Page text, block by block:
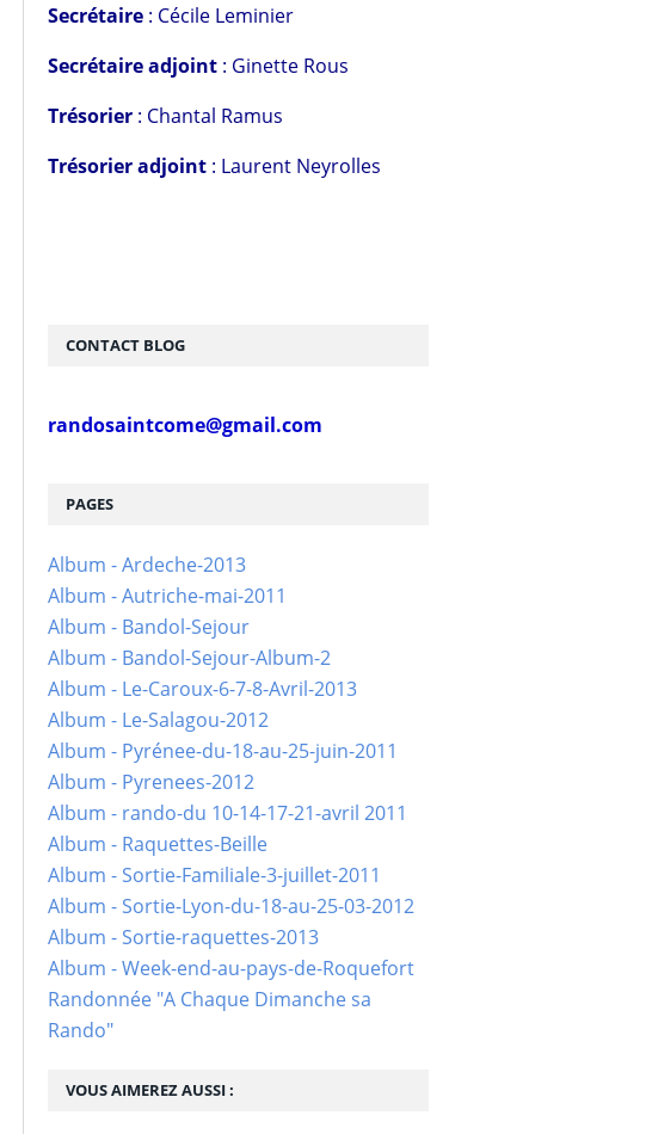
VOUS AIMEREZ AUSSI :
PAGES
Album - Ardeche-2013
Album - Autriche-mai-2011
Album - Bandol-Sejour
Album - Bandol-Sejour-Album-2
Album - Le-Caroux-6-7-8-Avril-2013
Album - Le-Salagou-2012
Album - Pyrénee-du-18-au-25-juin-2011
Album - Pyrenees-2012
Album - rando-du 10-14-17-21-avril 2011
Album - Raquettes-Beille
Album - Sortie-Familiale-3-juillet-2011
Album - Sortie-Lyon-du-18-au-25-03-2012
Album - Sortie-raquettes-2013
Album - Week-end-au-pays-de-Roquefort
Randonnée "A Chaque Dimanche sa
Rando"
Secrétaire : Cécile Leminier
Secrétaire adjoint : Ginette Rous
Trésorier : Chantal Ramus
Trésorier adjoint : Laurent Neyrolles
CONTACT BLOG
randosaintcome@gmail.com